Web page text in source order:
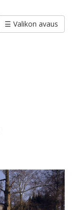
☰ Valikon avaus